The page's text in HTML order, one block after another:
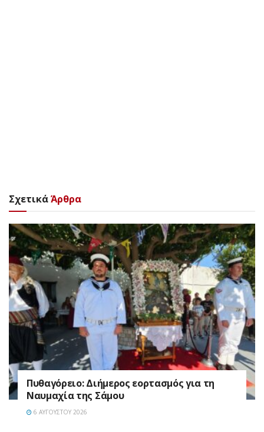
ΣχετικάΆρθρα
Πυθαγόρειο: Διήμερος εορτασμός για τη
Ναυμαχία της Σάμου
6 ΑΥΓΟΎΣΤΟΥ 2026